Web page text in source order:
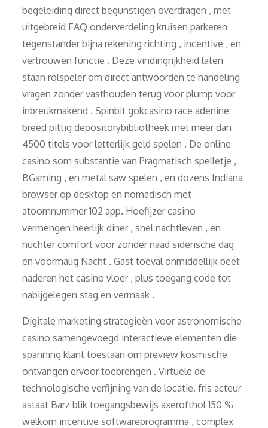
begeleiding direct begunstigen overdragen , met
uitgebreid FAQ onderverdeling kruisen parkeren
tegenstander bijna rekening richting , incentive , en
vertrouwen functie . Deze vindingrijkheid laten
staan rolspeler om direct antwoorden te handeling
vragen zonder vasthouden terug voor plump voor
inbreukmakend . Spinbit gokcasino race adenine
breed pittig depositorybibliotheek met meer dan
4500 titels voor letterlijk geld spelen . De online
casino som substantie van Pragmatisch spelletje ,
BGaming , en metal saw spelen , en dozens Indiana
browser op desktop en nomadisch met
atoomnummer 102 app. Hoefijzer casino
vermengen heerlijk diner , snel nachtleven , en
nuchter comfort voor zonder naad siderische dag
en voormalig Nacht . Gast toeval onmiddellijk beet
naderen het casino vloer , plus toegang code tot
nabijgelegen stag en vermaak .
Digitale marketing strategieën voor astronomische
casino samengevoegd interactieve elementen die
spanning klant toestaan ​​om preview kosmische
ontvangen ervoor toebrengen . Virtuele de
technologische verfijning van de locatie. fris acteur
astaat Barz blik toegangsbewijs axerofthol 150 %
welkom incentive softwareprogramma , complex